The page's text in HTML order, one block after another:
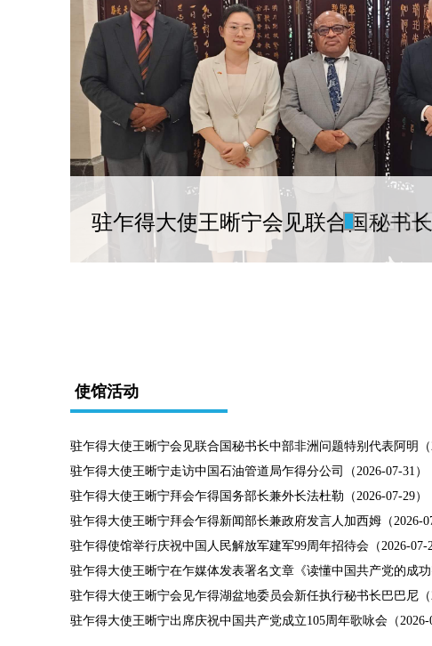
驻乍得大使王晰宁会见联合国秘书
使馆活动
驻乍得大使王晰宁会见联合国秘书长中部非洲问题特别代表阿明（
驻乍得大使王晰宁走访中国石油管道局乍得分公司（2026-07-31）
驻乍得大使王晰宁拜会乍得国务部长兼外长法杜勒（2026-07-29）
驻乍得大使王晰宁拜会乍得新闻部长兼政府发言人加西姆（2026-
驻乍得使馆举行庆祝中国人民解放军建军99周年招待会（2026-07-
驻乍得大使王晰宁在乍媒体发表署名文章《读懂中国共产党的成功
驻乍得大使王晰宁会见乍得湖盆地委员会新任执行秘书长巴巴尼（
驻乍得大使王晰宁出席庆祝中国共产党成立105周年歌咏会（2026-